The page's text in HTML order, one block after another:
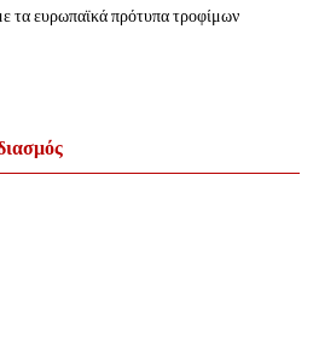
τα ευρωπαϊκά πρότυπα τροφίμων